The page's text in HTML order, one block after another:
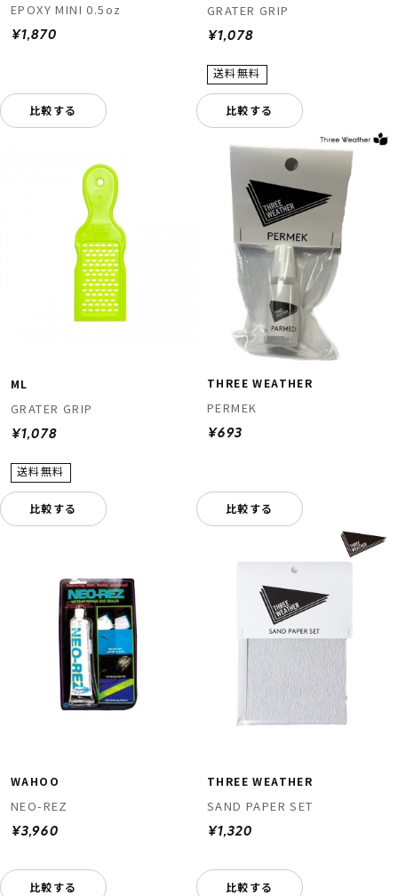
EPOXY MINI 0.5oz
¥1,870
比較する
GRATER GRIP
¥1,078
比較する
ML
GRATER GRIP
¥1,078
比較する
THREE WEATHER
PERMEK
¥693
比較する
WAHOO
NEO-REZ
¥3,960
比較する
THREE WEATHER
SAND PAPER SET
¥1,320
比較する